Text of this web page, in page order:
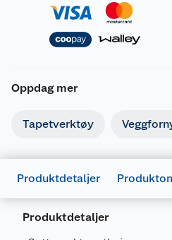
Oppdag mer
Tapetverktøy
Produktdetaljer
Produktdetaljer
Generelt